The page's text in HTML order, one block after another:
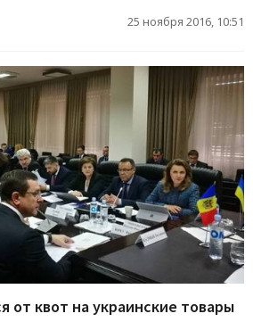
25 ноября 2016, 10:51
от квот на украинские товары